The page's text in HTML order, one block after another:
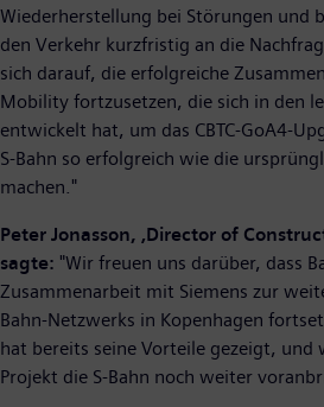
Wiederherstellung bei Störungen und
den Verkehr kurzfristig an die
sich darauf, die erfolgreiche
Mobility fortzusetzen, die sich in den
entwickelt hat, um das CBTC-GoA4-
S-Bahn so erfolgreich wie die
machen."
Peter Jonasson, ‚Director of
sagte: "Wir freuen uns darüber, dass
Zusammenarbeit mit Siemens zur
Bahn-Netzwerks in Kopenhagen
hat bereits seine Vorteile gezeigt, und
Projekt die S-Bahn noch weiter